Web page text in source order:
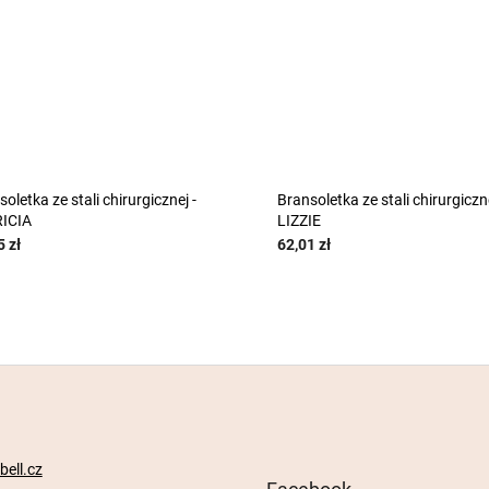
ze stali chirurgicznej -
zł
Bransoletka ze stali
LIZZIE
62,01 zł